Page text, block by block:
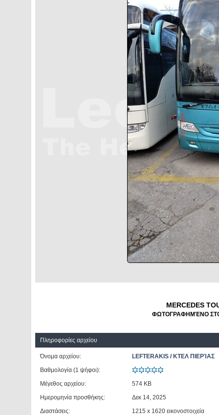
MERCEDES
ΦΩΤΟΓΡΑΦΗΜΈΝΟ
Πληροφορίες αρχείου
Όνομα αρχείου: LEFTERAKIS/ ΚΤΕΛ ΠΙΕΡΊΑΣ
Βαθμολογία (1 ψήφοι):
Μέγεθος αρχείου:
574 KB
Ημερομηνία προσθήκης:
Δεκ 14, 2025
Διαστάσεις:
1215 x 1620 εικονοστοιχεία